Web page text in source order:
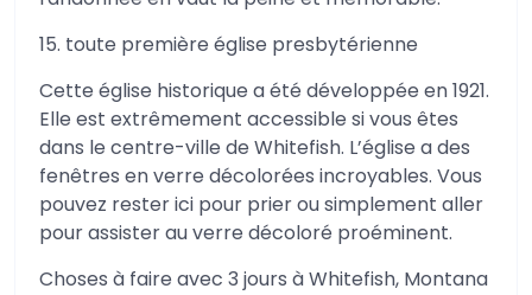
15. toute première église presbytérienne
Cette église historique a été développée en 1921.
Elle est extrêmement accessible si vous êtes
dans le centre-ville de Whitefish. L’église a des
fenêtres en verre décolorées incroyables. Vous
pouvez rester ici pour prier ou simplement aller
pour assister au verre décoloré proéminent.
Choses à faire avec 3 jours à Whitefish, Montana